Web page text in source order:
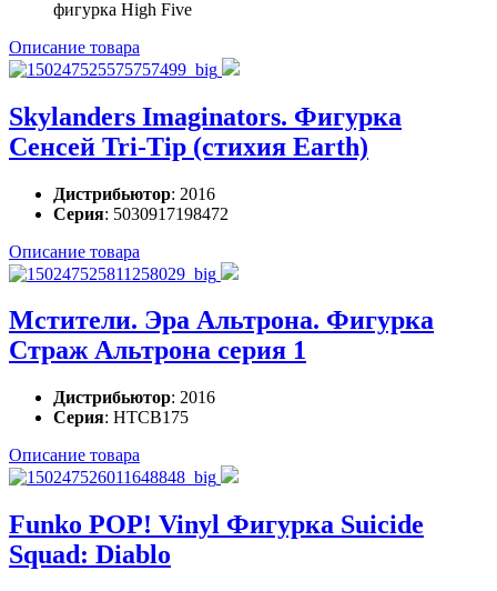
фигурка High Five
Описание товара
Skylanders Imaginators. Фигурка
Сенсей Tri-Tip (стихия Earth)
Дистрибьютор: 2016
Серия: 5030917198472
Описание товара
Мстители. Эра Альтрона. Фигурка
Страж Альтрона серия 1
Дистрибьютор: 2016
Серия: HTCB175
Описание товара
Funko POP! Vinyl Фигурка Suicide
Squad: Diablo